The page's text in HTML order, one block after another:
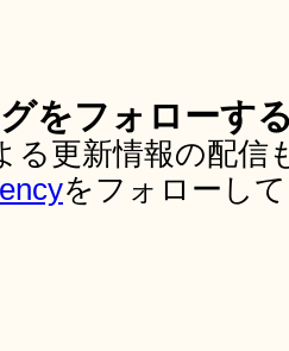
をフォローす
る更新情報の配
をフォローし